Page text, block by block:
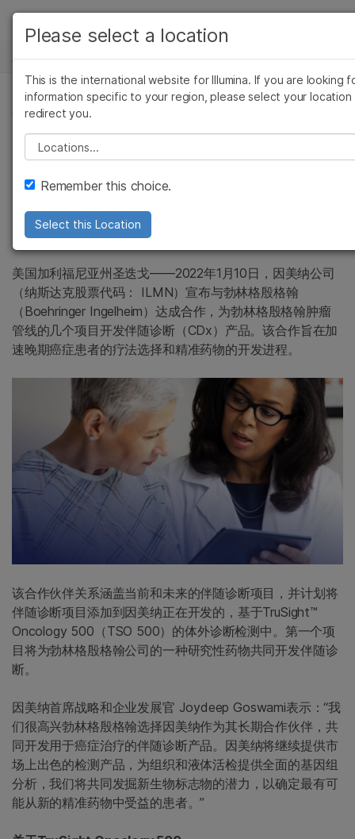
Skip to content
解决方案
学习
公司
支持
推荐内容链接
新闻中心
新闻稿
因美纳与勃林格殷格
翰达成伴随诊断合作
美国加利福尼亚州圣迭戈——2022年1月10日，因美纳公司
（纳斯达克股票代码： ILMN）宣布与勃林格殷格翰
（Boehringer Ingelheim）达成合作，为勃林格殷格翰肿瘤
管线的几个项目开发伴随诊断（CDx）产品。该合作旨在加
速晚期癌症患者的疗法选择和精准药物的开发进程。
该合作伙伴关系涵盖当前和未来的伴随诊断项目，并计划将
伴随诊断项目添加到因美纳正在开发的，基于TruSight™
Oncology 500（TSO 500）的体外诊断检测中。第一个项
目将为勃林格殷格翰公司的一种研究性药物共同开发伴随诊
断。
因美纳首席战略和企业发展官 Joydeep Goswami表示：“我
们很高兴勃林格殷格翰选择因美纳作为其长期合作伙伴，共
同开发用于癌症治疗的伴随诊断产品。因美纳将继续提供市
场上出色的检测产品，为组织和液体活检提供全面的基因组
分析，我们将共同发掘新生物标志物的潜力，以确定最有可
能从新的精准药物中受益的患者。”
查看更多相关内容。选择您感兴趣的领域:
癌症研究
微生物学
农业基因组学
复杂疾病
临床肿瘤学
遗传病和罕见病
Please select a location
This is the international website for Illumina. If you are looking
information specific to your region, please select your location
redirect you.
Please select a location
Remember this choice.
Select this Location